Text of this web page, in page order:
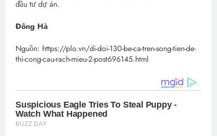
đầu tư dự án.
Đông Hà
Nguồn: https://plo.vn/di-doi-130-be-ca-tren-song-tien-de-
thi-cong-cau-rach-mieu-2-post696145.html